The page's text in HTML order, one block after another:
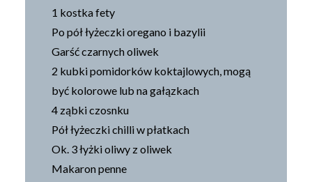
1 kostka fety
Po pół łyżeczki oregano i bazylii
Garść czarnych oliwek
2 kubki pomidorków koktajlowych, mogą
być kolorowe lub na gałązkach
4 ząbki czosnku
Pół łyżeczki chilli w płatkach
Ok. 3 łyżki oliwy z oliwek
Makaron penne